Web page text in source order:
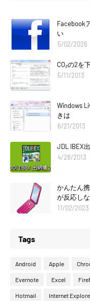
Facebook
い
5/02/2026
CO₂の2を
5/11/2013
Windows
きは
6/21/2013
JDL IBEX
4/28/2013
かんたん
が反応し
11/02/2023
Tags
Android Apple
Evernote Excel
Hotmail Internet